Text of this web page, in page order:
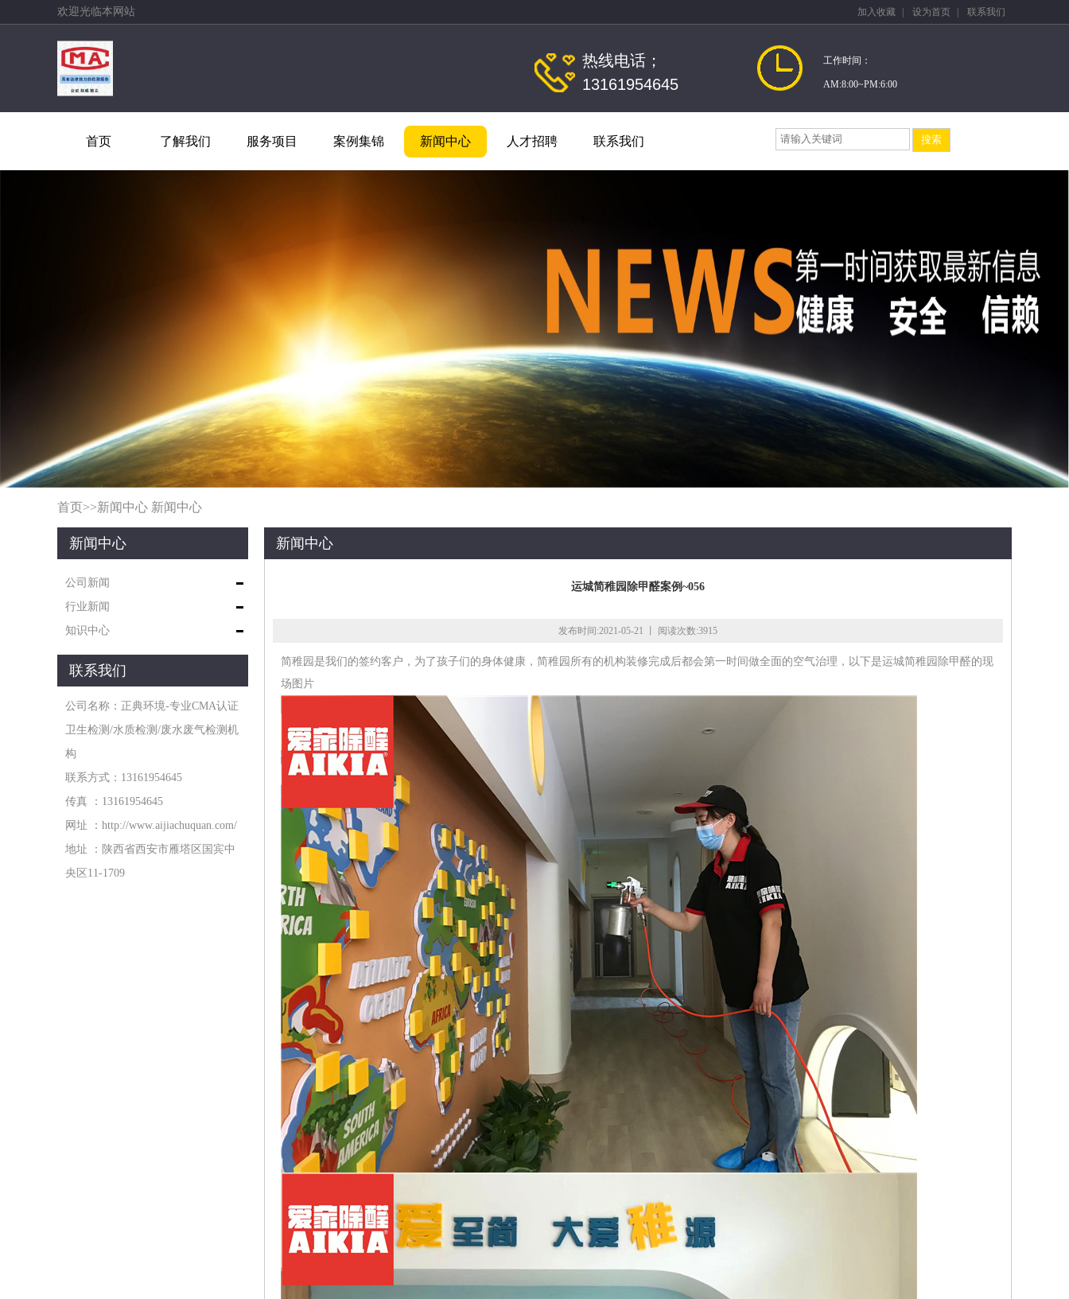
欢迎光临本网站 加入收藏 设为首页 联系我们
热线电话；
13161954645
工作时间：
AM:8:00~PM:6:00
首页 了解我们 服务项目 案例集锦 新闻中心 人才招聘 联系我们
首页>>新闻中心 新闻中心
新闻中心
公司新闻
行业新闻
知识中心
联系我们
公司名称：正典环境-专业CMA认证
卫生检测/水质检测/废水废气检测机
构
联系方式：13161954645
传真 ：13161954645
网址 ：http://www.aijiachuquan.com/
地址 ：陕西省西安市雁塔区国宾中
央区11-1709
新闻中心
运城简稚园除甲醛案例~056
发布时间:2021-05-21 丨 阅读次数:3915
简稚园是我们的签约客户，为了孩子们的身体健康，简稚园所有的机构装修完成后都会第一时间做全面的空气治理，以下是运城简稚园除甲醛的现
场图片